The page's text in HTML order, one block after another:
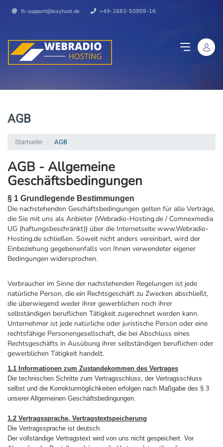
lh-support@lexyhost.de +49-2683-50909-16
AGB
Startseite AGB
AGB - Allgemeine
Geschäftsbedingungen
§ 1 Grundlegende Bestimmungen
Die nachstehenden Geschäftsbedingungen gelten für alle Verträge,
die Sie mit uns als Anbieter (Webradio-Hosting.de / Comnexmedia
UG (haftungsbeschränkt)) über die Internetseite www.Webradio-
Hosting.de schließen. Soweit nicht anders vereinbart, wird der
Einbeziehung gegebenenfalls von Ihnen verwendeter eigener
Bedingungen widersprochen.
Verbraucher im Sinne der nachstehenden Regelungen ist jede
natürliche Person, die ein Rechtsgeschäft zu Zwecken abschließt,
die überwiegend weder ihrer gewerblichen noch ihrer
selbständigen beruflichen Tätigkeit zugerechnet werden kann.
Unternehmer ist jede natürliche oder juristische Person oder eine
rechtsfähige Personengesellschaft, die bei Abschluss eines
Rechtsgeschäfts in Ausübung ihrer selbständigen beruflichen oder
gewerblichen Tätigkeit handelt.
1.1 Informationen zum Zustandekommen des Vertrages
Die technischen Schritte zum Vertragsschluss, der Vertragsschluss
selbst und die Korrekturmöglichkeiten erfolgen nach Maßgabe des § 3
unserer Allgemeinen Geschäftsbedingungen.
1.2 Vertragssprache, Vertragstextspeicherung
Die Vertragssprache ist deutsch.
Der vollständige Vertragstext wird von uns nicht gespeichert. Vor